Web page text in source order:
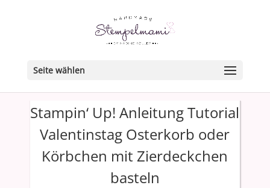
Seite wählen
Stampin‘ Up! Anleitung Tutorial
Valentinstag Osterkorb oder
Körbchen mit Zierdeckchen
basteln